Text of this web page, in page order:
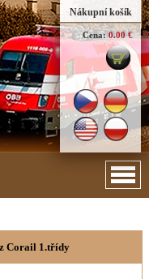
Nákupní košík
Cena: 0.00 €
Corail 1.třídy